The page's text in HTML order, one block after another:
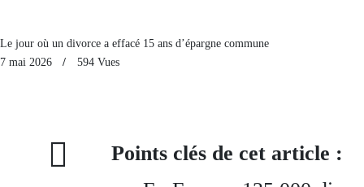
Le jour où un divorce a effacé 15 ans d’épargne commune
7 mai 2026
594 Vues
Points clés de cet article :